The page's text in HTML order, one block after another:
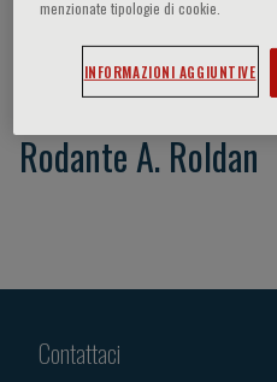
HOME PAGE / CORSI ED EVENTI
Rodante A. Roldan
Contattaci
menzionate tipologie di cookie.
INFORMAZIONI AGGIUNTIVE